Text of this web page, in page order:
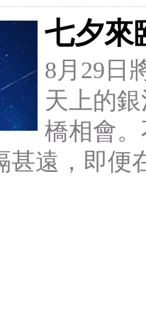
七夕來
8月29日
天上的
橋相會
甚遠，即便